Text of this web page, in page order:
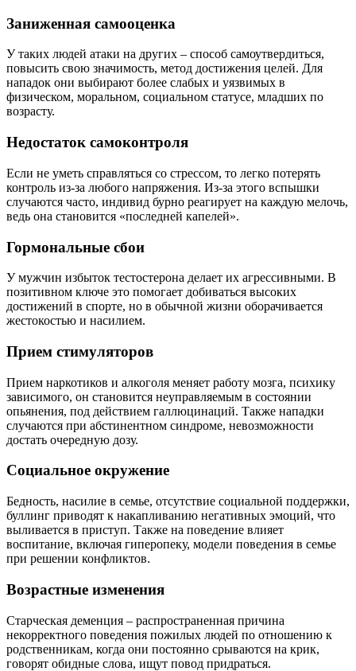
Заниженная самооценка
У таких людей атаки на других – способ самоутвердиться,
повысить свою значимость, метод достижения целей. Для
нападок они выбирают более слабых и уязвимых в
физическом, моральном, социальном статусе, младших по
возрасту.
Недостаток самоконтроля
Если не уметь справляться со стрессом, то легко потерять
контроль из-за любого напряжения. Из-за этого вспышки
случаются часто, индивид бурно реагирует на каждую мелочь,
ведь она становится «последней капелей».
Гормональные сбои
У мужчин избыток тестостерона делает их агрессивными. В
позитивном ключе это помогает добиваться высоких
достижений в спорте, но в обычной жизни оборачивается
жестокостью и насилием.
Прием стимуляторов
Прием наркотиков и алкоголя меняет работу мозга, психику
зависимого, он становится неуправляемым в состоянии
опьянения, под действием галлюцинаций. Также нападки
случаются при абстинентном синдроме, невозможности
достать очередную дозу.
Социальное окружение
Бедность, насилие в семье, отсутствие социальной поддержки,
буллинг приводят к накапливанию негативных эмоций, что
выливается в приступ. Также на поведение влияет
воспитание, включая гиперопеку, модели поведения в семье
при решении конфликтов.
Возрастные изменения
Старческая деменция – распространенная причина
некорректного поведения пожилых людей по отношению к
родственникам, когда они постоянно срываются на крик,
говорят обидные слова, ищут повод придраться.